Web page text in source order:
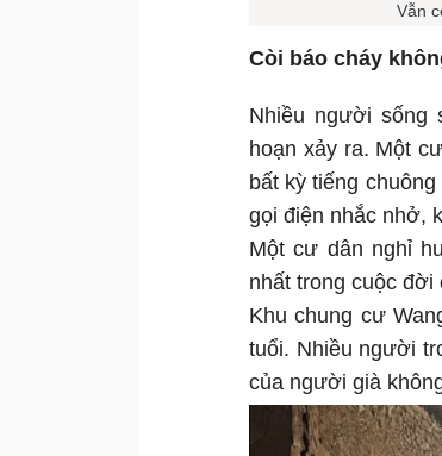
Vẫn
Còi báo cháy
Nhiều người sống
hoạn xảy ra. Một
bất kỳ tiếng
gọi điện nhắc nhở,
Một cư dân nghỉ
nhất trong cuộc đời
Khu chung cư
tuổi. Nhiều người
của người già